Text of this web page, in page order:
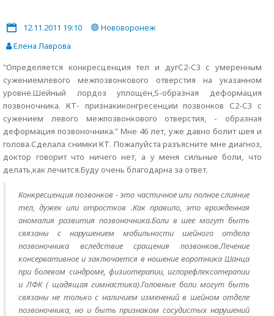
12.11.2011 19:10
Нововоронеж
Елена Лаврова
"Определяется конкресценция тел и дугС2-С3 с умеренным
сужениемлевого межпозвонкового отверстия на указанном
уровне.Шейный лордоз уплощён,S-образная деформация
позвоночника. КТ- признакиконгресенции позвонков С2-С3 с
сужением левого межпозвонкового отверстия, - образная
деформация позвоночника." Мне 46 лет, уже давно болит шея и
голова.Сделала снимки КТ. Пожалуйста разъясните мне диагноз,
доктор говорит что ничего нет, а у меня сильные боли, что
делать,как лечится.Буду очень благодарна за ответ.
Конкресценция позвонков - это частичное или полное слияние
тел, дужек или отростков .Как правило, это врожденная
аномалия развития позвоночника.Боли в шее могут быть
связаны с нарушением мобильности шейного отдела
позвоночника вследствие сращения позвонков.Лечение
консервативное и заключается в ношение воротника Шанца
при болевом синдроме, физиотерапии, иглорефлексотерапии
и ЛФК ( щадящая гимнастика).Головные боли могут быть
связаны не только с наличием изменений в шейном отделе
позвоночника, но и быть признаком сосудистых нарушений